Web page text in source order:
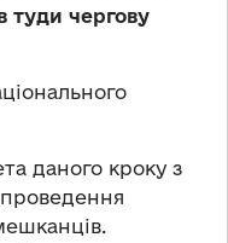
туди чергову
даного кроку з